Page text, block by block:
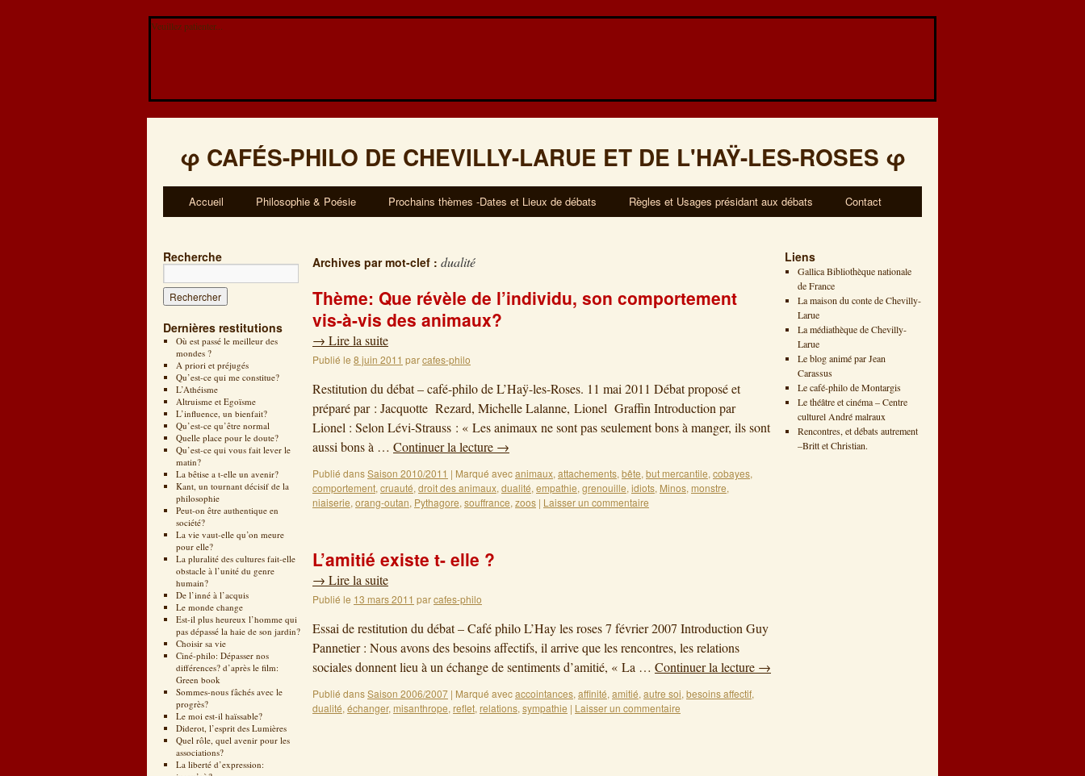
Veuillez patienter...
φ CAFÉS-PHILO DE CHEVILLY-LARUE ET DE L'HAŸ-LES-ROSES φ
Accueil Philosophie & Poésie Prochains thèmes -Dates et Lieux de débats Règles et Usages présidant aux débats Contact
Recherche
Dernières restitutions
Où est passé le meilleur des
mondes ?
A priori et préjugés
Qu’est-ce qui me constitue?
L’Athéisme
Altruisme et Egoïsme
L’influence, un bienfait?
Qu’est-ce qu’être normal
Quelle place pour le doute?
Qu’est-ce qui vous fait lever le
matin?
La bêtise a t-elle un avenir?
Kant, un tournant décisif de la
philosophie
Peut-on être authentique en
société?
La vie vaut-elle qu’on meure
pour elle?
La pluralité des cultures fait-elle
obstacle à l’unité du genre
humain?
De l’inné à l’acquis
Le monde change
Est-il plus heureux l’homme qui
pas dépassé la haie de son jardin?
Choisir sa vie
Ciné-philo: Dépasser nos
différences? d’après le film:
Green book
Sommes-nous fâchés avec le
progrès?
Le moi est-il haïssable?
Diderot, l’esprit des Lumières
Quel rôle, quel avenir pour les
associations?
La liberté d’expression:
Archives par mot-clef : dualité
Thème: Que révèle de l’individu, son comportement
vis-à-vis des animaux?
→ Lire la suite
Publié le 8 juin 2011 parcafes-philo
Restitution du débat – café-philo de L’Haÿ-les-Roses. 11 mai 2011 Débat proposé et
préparé par : Jacquotte Rezard, Michelle Lalanne, Lionel Graffin Introduction par
Lionel : Selon Lévi-Strauss : « Les animaux ne sont pas seulement bons à manger, ils sont
aussi bons à … Continuer la lecture →
Publié dansSaison 2010/2011 | Marqué avecanimaux, attachements, bête, but mercantile, cobayes,
comportement, cruauté, droit des animaux, dualité, empathie, grenouille, idiots, Minos, monstre,
niaiserie, orang-outan, Pythagore, souffrance, zoos | Laisser un commentaire
L’amitié existe t- elle ?
→ Lire la suite
Publié le 13 mars 2011 parcafes-philo
Essai de restitution du débat – Café philo L’Hay les roses 7 février 2007 Introduction Guy
Pannetier : Nous avons des besoins affectifs, il arrive que les rencontres, les relations
sociales donnent lieu à un échange de sentiments d’amitié, « La … Continuer la lecture →
Publié dansSaison 2006/2007 | Marqué avecaccointances, affinité, amitié, autre soi, besoins affectif,
dualité, échanger, misanthrope, reflet, relations, sympathie | Laisser un commentaire
Liens
Gallica Bibliothèque nationale
de France
La maison du conte de Chevilly-
Larue
La médiathèque de Chevilly-
Larue
Le blog animé par Jean
Carassus
Le café-philo de Montargis
Le théâtre et cinéma – Centre
culturel André malraux
Rencontres, et débats autrement
–Britt et Christian.